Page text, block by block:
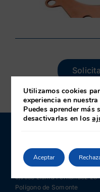
JIN · Juntas Industriales y
c/José Llama Fernández 28
Polígono de Somonte
Utilizamos cookies
experiencia en
Puedes aprender
desactivarlas en los
Aceptar